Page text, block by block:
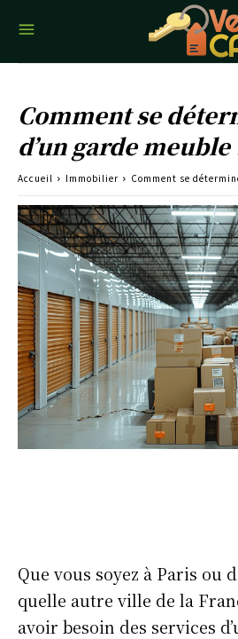
Comment se
d’un garde meuble
Accueil Immobilier Comment se
Que vous soyez à Paris ou
quelle autre ville de la
avoir besoin des services